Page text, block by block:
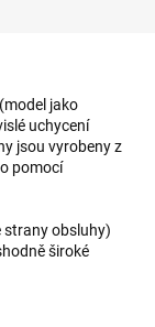
jako
uchycení
jsou vyrobeny z
pomocí
strany obsluhy)
široké